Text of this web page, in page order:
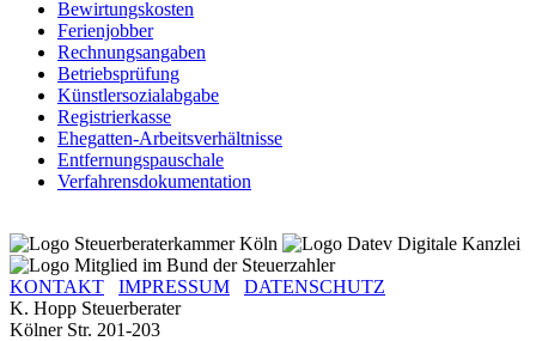
Bewirtungskosten
Ferienjobber
Rechnungsangaben
Betriebsprüfung
Künstlersozialabgabe
Registrierkasse
Ehegatten-Arbeitsverhältnisse
Entfernungspauschale
Verfahrensdokumentation
KONTAKT IMPRESSUM
DATENSCHUTZ
K. Hopp Steuerberater
Kölner Str. 201-203